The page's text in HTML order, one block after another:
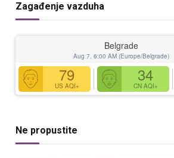
Zagađenje vazduha
Belgrade
Aug 7, 6:00 AM (Europe/Belgrade)
79
US AQI+
34
CN AQI+
Ne propustite